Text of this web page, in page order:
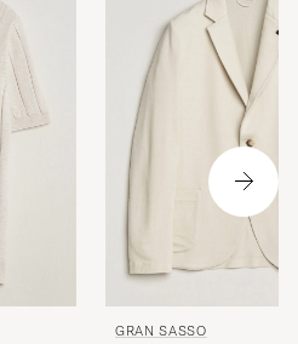
GRAN SASSO